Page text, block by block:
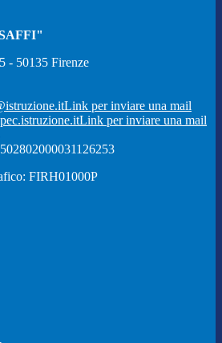
- 50135 Firenze
Link per inviare una mail
Link per inviare una mail
FIRH01000P